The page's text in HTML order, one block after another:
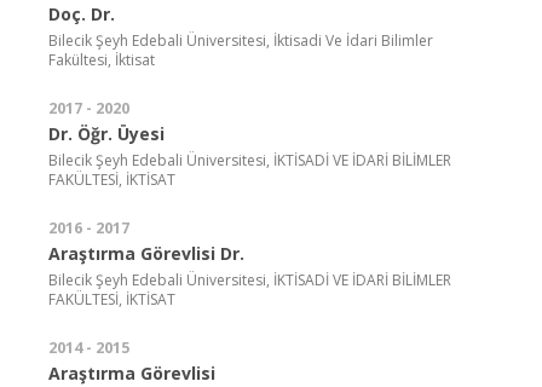
Doç. Dr.
Bilecik Şeyh Edebali Üniversitesi, İktisadi Ve İdari Bilimler
Fakültesi, İktisat
2017 - 2020
Dr. Öğr. Üyesi
Bilecik Şeyh Edebali Üniversitesi, İKTİSADİ VE İDARİ BİLİMLER
FAKÜLTESİ, İKTİSAT
2016 - 2017
Araştırma Görevlisi Dr.
Bilecik Şeyh Edebali Üniversitesi, İKTİSADİ VE İDARİ BİLİMLER
FAKÜLTESİ, İKTİSAT
2014 - 2015
Araştırma Görevlisi